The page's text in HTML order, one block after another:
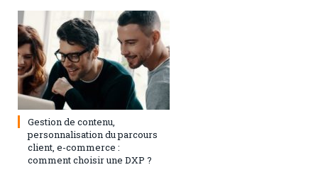
3 septembre 2024
Gestion de contenu,
personnalisation du parcours
client, e-commerce :
comment choisir une DXP ?